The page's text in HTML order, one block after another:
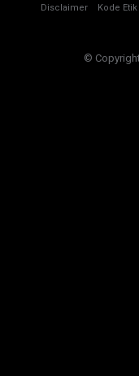
Disclaimer Kode
©